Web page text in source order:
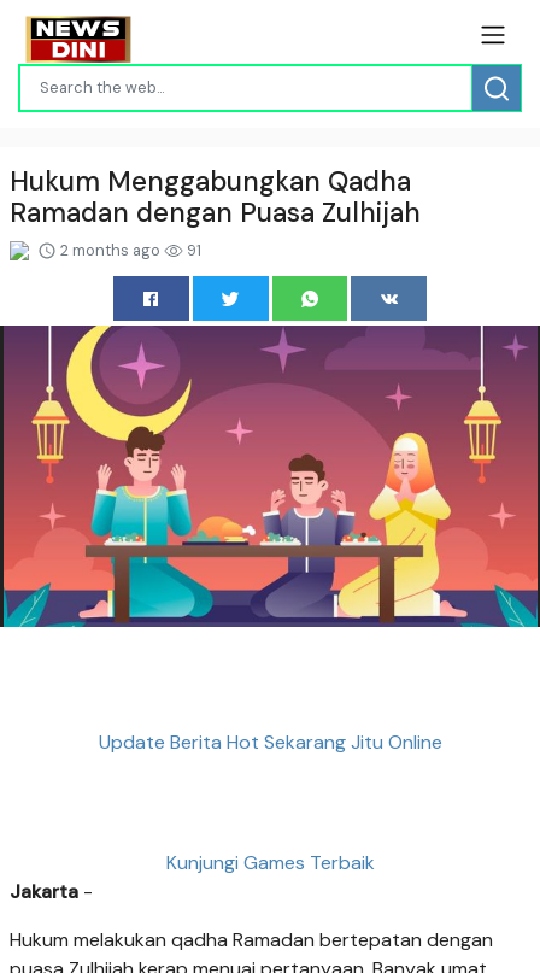
Hukum Menggabungkan Qadha
Ramadan dengan Puasa Zulhijah
2 months ago 91
Update Berita Hot Sekarang Jitu Online
Kunjungi Games Terbaik
Jakarta -
Hukum melakukan qadha Ramadan bertepatan dengan